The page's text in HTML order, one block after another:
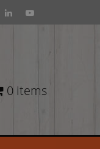
0 items